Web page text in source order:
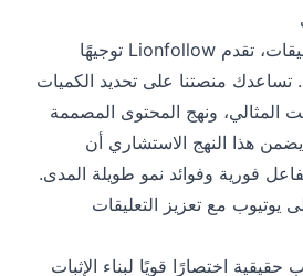
أبعد من مجرد توفير التعليقات، تقدم Lionfollow توجيهًا
تساعدك منصتنا على تحديد الكميات
المثالي، ونهج المحتوى المصممة
هذا النهج الاستشاري أن
فورية وفوائد نمو طويلة المدى.
مع تعزيز التعليقات
اختصارًا قويًا لبناء الإثبات